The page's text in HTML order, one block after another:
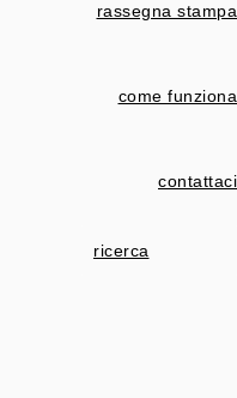
rassegna stampa
come funziona
contattaci